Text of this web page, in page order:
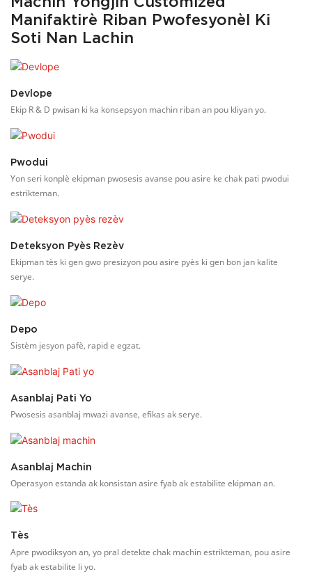
Manifaktirè Riban Pwofesyonèl Ki
Soti Nan Lachin
Devlope
Ekip R & D pwisan ki ka konsepsyon machin riban an pou kliyan yo.
Pwodui
Yon seri konplè ekipman pwosesis avanse pou asire ke chak pati pwodui
estrikteman.
Deteksyon Pyès Rezèv
Ekipman tès ki gen gwo presizyon pou asire pyès ki gen bon jan kalite
serye.
Depo
Sistèm jesyon pafè, rapid e egzat.
Asanblaj Pati Yo
Pwosesis asanblaj mwazi avanse, efikas ak serye.
Asanblaj Machin
Operasyon estanda ak konsistan asire fyab ak estabilite ekipman an.
Tès
Apre pwodiksyon an, yo pral detekte chak machin estrikteman, pou asire
fyab ak estabilite li yo.